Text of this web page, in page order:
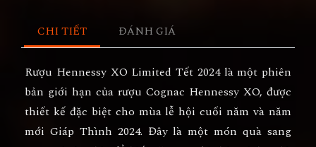
CHI TIẾT ĐÁNH GIÁ
Rượu Hennessy XO Limited Tết 2024 là một phiên
bản giới hạn của rượu Cognac Hennessy XO, được
thiết kế đặc biệt cho mùa lễ hội cuối năm và năm
mới Giáp Thình 2024. Đây là một món quà sang